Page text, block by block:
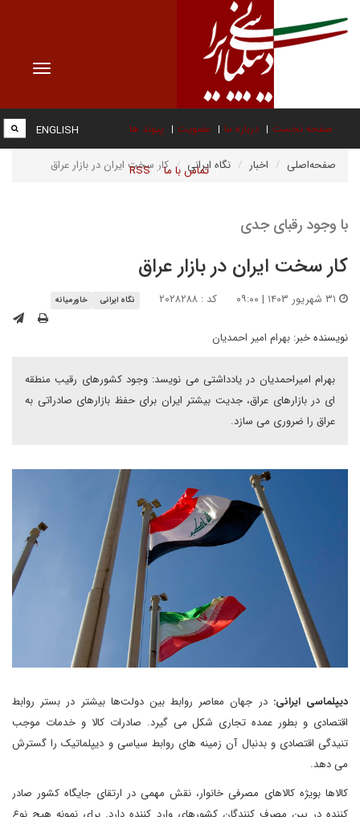
Toggle
صفحه نخست درباره ما عضویت پیوند ها
تماس با ما RSS
ENGLISH
صفحه‌اصلی اخبار نگاه ایرانی کار سخت ایران در بازار عراق
با وجود رقبای جدی
کار سخت ایران در بازار عراق
کد : ۲۰۲۸۲۸۸ نگاه ایرانی خاورمیانه
نویسنده خبر: بهرام امیر احمدیان
بهرام امیراحمدیان در یادداشتی می نویسد: وجود کشورهای رقیب منطقه
ای در بازارهای عراق، جدیت بیشتر ایران برای حفظ بازارهای صادراتی به
عراق را ضروری می سازد.
دیپلماسی ایرانی:در جهان معاصر روابط بین دولت‌ها بیشتر در بستر روابط
اقتصادی و بطور عمده تجاری شکل می گیرد. صادرات کالا و خدمات موجب
تنیدگی اقتصادی و بدنبال آن زمینه های روابط سیاسی و دیپلماتیک را گسترش
می دهد.
کالاها بویژه کالاهای مصرفی خانوار، نقش مهمی در ارتقای جایگاه کشور صادر